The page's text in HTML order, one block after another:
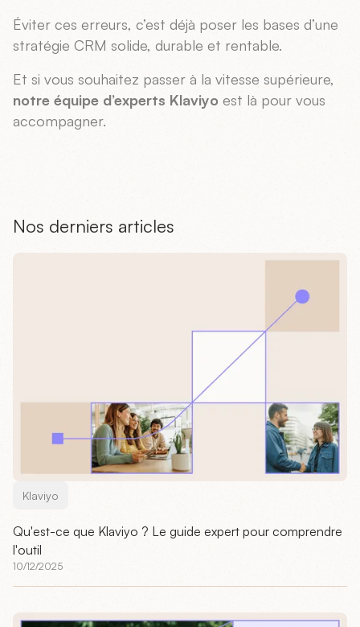
Éviter ces erreurs, c’est déjà poser les bases d’une
stratégie CRM solide, durable et rentable.
Et si vous souhaitez passer à la vitesse supérieure,
notre équipe d’experts Klaviyo est là pour vous
accompagner.
Nos derniers articles
Klaviyo
Qu'est-ce que Klaviyo ? Le guide expert pour comprendre
l'outil
10/12/2025